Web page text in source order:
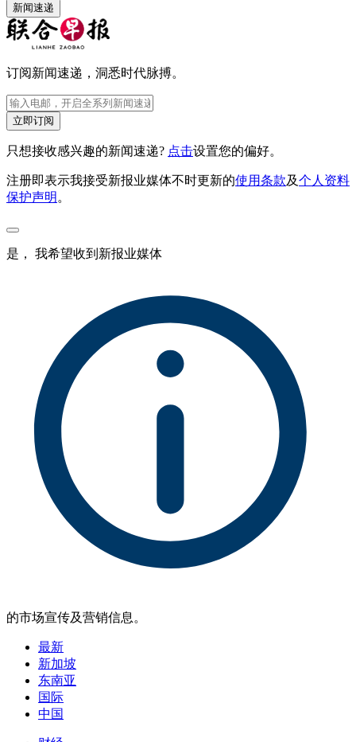
新闻速递
订阅新闻速递，洞悉时代脉搏。
立即订阅
只想接收感兴趣的新闻速递? 点击设置您的偏好。
注册即表示我接受新报业媒体不时更新的使用条款及个人资料
保护声明 。
是， 我希望收到新报业媒体
的市场宣传及营销信息。
最新
新加坡
东南亚
国际
中国